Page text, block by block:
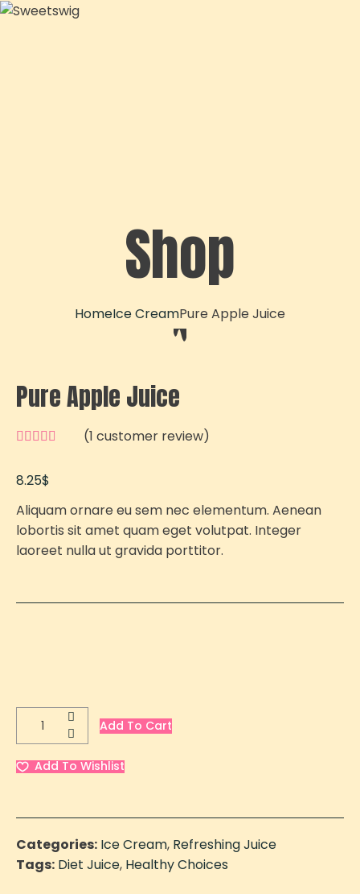
Shop
HomeIce CreamPure Apple Juice
Pure Apple Juice
(1 customer review)
8.25$
Aliquam ornare eu sem nec elementum. Aenean
lobortis sit amet quam eget volutpat. Integer
laoreet nulla ut gravida porttitor.
Add To Cart
Add To Wishlist
Categories: Ice Cream, Refreshing Juice
Tags: Diet Juice, Healthy Choices